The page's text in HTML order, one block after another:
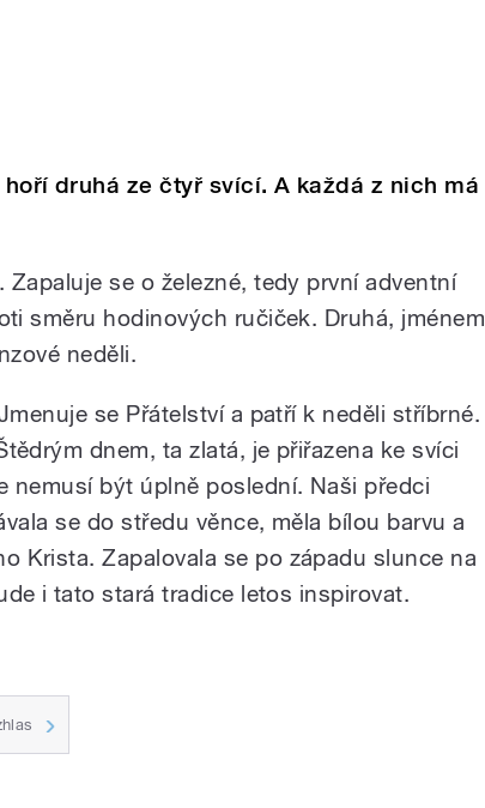
druhá ze čtyř svící. A každá z nich má
Zapaluje se o železné, tedy první adventní
směru hodinových ručiček. Druhá, jménem
neděli.
se Přátelství a patří k neděli stříbrné.
dnem, ta zlatá, je přiřazena ke svíci
nemusí být úplně poslední. Naši předci
se do středu věnce, měla bílou barvu a
Krista. Zapalovala se po západu slunce na
i tato stará tradice letos inspirovat.